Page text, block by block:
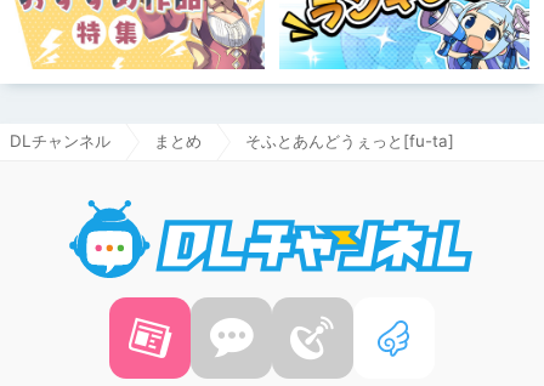
DLチャンネル まとめ そふとあんどうぇっと[fu-ta]